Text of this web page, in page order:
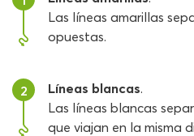
Las líneas amarillas
opuestas.
2 Líneas blancas.
Las líneas blancas
que viajan en la misma